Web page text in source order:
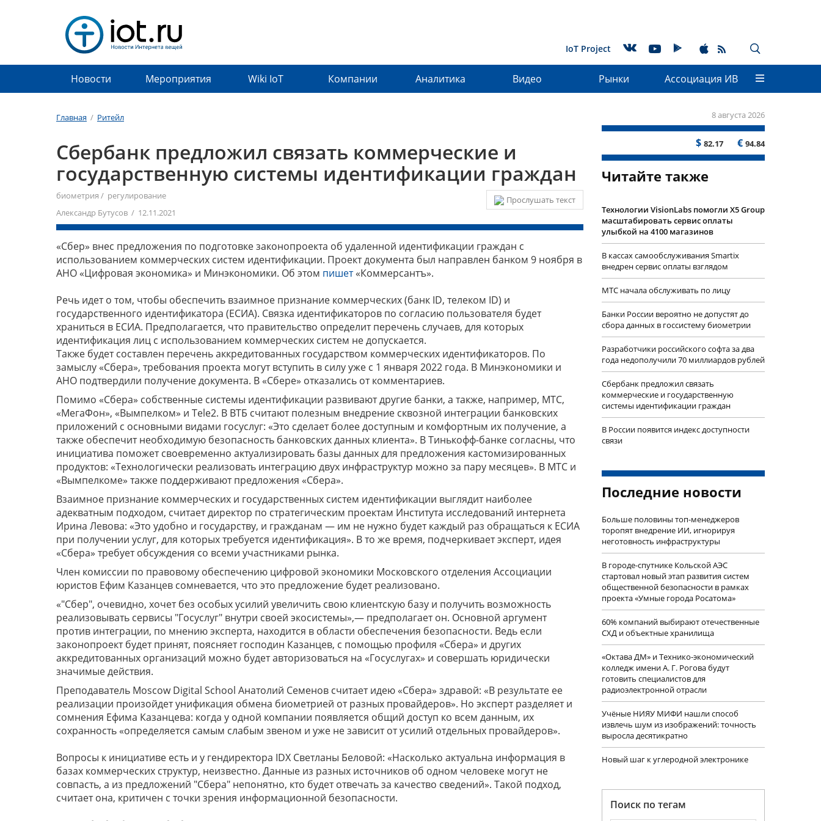
IoT Project
Новости Мероприятия Wiki IoT Компании Аналитика Видео Рынки Ассоциация ИВ
Главная / Ритейл 8 августа 2026
$ 82.17 € 94.84
Сбербанк предложил связать коммерческие и
государственную системы идентификации граждан
Прослушать текст
биометрия / регулирование
Александр Бутусов / 12.11.2021
«Сбер» внес предложения по подготовке законопроекта об удаленной идентификации граждан с
использованием коммерческих систем идентификации. Проект документа был направлен банком 9 ноября в
АНО «Цифровая экономика» и Минэкономики. Об этом пишет«Коммерсантъ».
Речь идет о том, чтобы обеспечить взаимное признание коммерческих (банк ID, телеком ID) и
государственного идентификатора (ЕСИА). Связка идентификаторов по согласию пользователя будет
храниться в ЕСИА. Предполагается, что правительство определит перечень случаев, для которых
идентификация лиц с использованием коммерческих систем не допускается.
Также будет составлен перечень аккредитованных государством коммерческих идентификаторов. По
замыслу «Сбера», требования проекта могут вступить в силу уже с 1 января 2022 года. В Минэкономики и
АНО подтвердили получение документа. В «Сбере» отказались от комментариев.
Помимо «Сбера» собственные системы идентификации развивают другие банки, а также, например, МТС,
«МегаФон», «Вымпелком» и Tele2. В ВТБ считают полезным внедрение сквозной интеграции банковских
приложений с основными видами госуслуг: «Это сделает более доступным и комфортным их получение, а
также обеспечит необходимую безопасность банковских данных клиента». В Тинькофф-банке согласны, что
инициатива поможет своевременно актуализировать базы данных для предложения кастомизированных
продуктов: «Технологически реализовать интеграцию двух инфраструктур можно за пару месяцев». В МТС и
«Вымпелкоме» также поддерживают предложения «Сбера».
Взаимное признание коммерческих и государственных систем идентификации выглядит наиболее
адекватным подходом, считает директор по стратегическим проектам Института исследований интернета
Ирина Левова: «Это удобно и государству, и гражданам — им не нужно будет каждый раз обращаться к ЕСИА
при получении услуг, для которых требуется идентификация». В то же время, подчеркивает эксперт, идея
«Сбера» требует обсуждения со всеми участниками рынка.
Член комиссии по правовому обеспечению цифровой экономики Московского отделения Ассоциации
юристов Ефим Казанцев сомневается, что это предложение будет реализовано.
«"Сбер", очевидно, хочет без особых усилий увеличить свою клиентскую базу и получить возможность
реализовывать сервисы "Госуслуг" внутри своей экосистемы»,— предполагает он. Основной аргумент
против интеграции, по мнению эксперта, находится в области обеспечения безопасности. Ведь если
законопроект будет принят, поясняет господин Казанцев, с помощью профиля «Сбера» и других
аккредитованных организаций можно будет авторизоваться на «Госуслугах» и совершать юридически
значимые действия.
Преподаватель Moscow Digital School Анатолий Семенов считает идею «Сбера» здравой: «В результате ее
реализации произойдет унификация обмена биометрией от разных провайдеров». Но эксперт разделяет и
сомнения Ефима Казанцева: когда у одной компании появляется общий доступ ко всем данным, их
сохранность «определяется самым слабым звеном и уже не зависит от усилий отдельных провайдеров».
Вопросы к инициативе есть и у гендиректора IDX Светланы Беловой: «Насколько актуальна информация в
базах коммерческих структур, неизвестно. Данные из разных источников об одном человеке могут не
совпасть, а из предложений "Сбера" непонятно, кто будет отвечать за качество сведений». Такой подход,
считает она, критичен с точки зрения информационной безопасности.
Читайте также
Технологии VisionLabs помогли X5 Group
масштабировать сервис оплаты
улыбкой на 4100 магазинов
В кассах самообслуживания Smartix
внедрен сервис оплаты взглядом
МТС начала обслуживать по лицу
Банки России вероятно не допустят до
сбора данных в госсистему биометрии
Разработчики российского софта за два
года недополучили 70 миллиардов рублей
Сбербанк предложил связать
коммерческие и государственную
системы идентификации граждан
В России появится индекс доступности
связи
Последние новости
Больше половины топ-менеджеров
торопят внедрение ИИ, игнорируя
неготовность инфраструктуры
В городе-спутнике Кольской АЭС
стартовал новый этап развития систем
общественной безопасности в рамках
проекта «Умные города Росатома»
60% компаний выбирают отечественные
СХД и объектные хранилища
«Октава ДМ» и Технико-экономический
колледж имени А. Г. Рогова будут
готовить специалистов для
радиоэлектронной отрасли
Учëные НИЯУ МИФИ нашли способ
извлечь шум из изображений: точность
выросла десятикратно
Новый шаг к углеродной электронике
Поиск по тегам